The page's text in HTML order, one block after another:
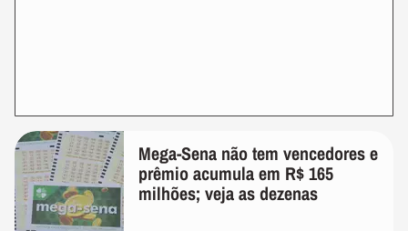
Mega-Sena não tem vencedores e
prêmio acumula em R$ 165
milhões; veja as dezenas